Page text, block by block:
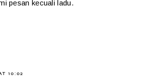
pesan kecuali ladu.
10:02